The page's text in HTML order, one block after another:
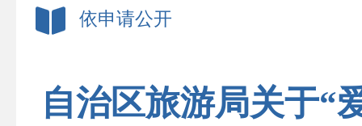
依申请公开
自治区旅游局关于“